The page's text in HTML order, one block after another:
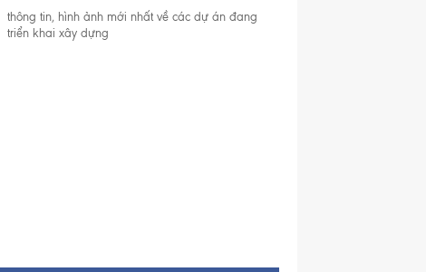
thông tin, hình ảnh mới nhất về các dự án đang
triển khai xây dựng